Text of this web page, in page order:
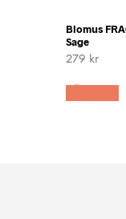
Blomus
Sage
279 kr